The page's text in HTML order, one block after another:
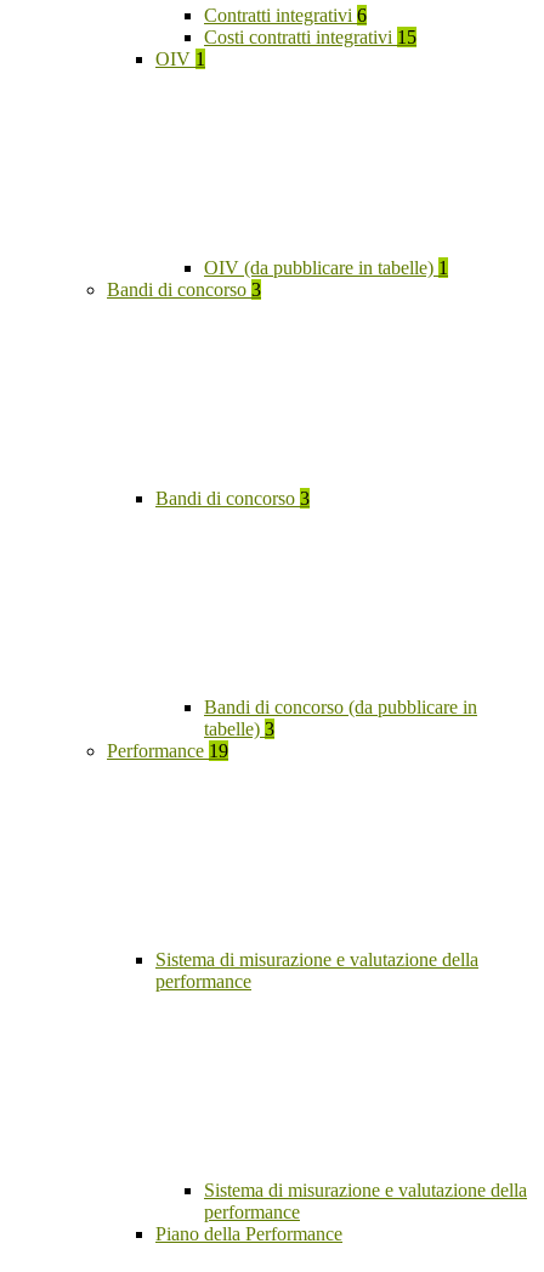
Contratti integrativi 6
Costi contratti integrativi 15
OIV 1
OIV (da pubblicare in tabelle) 1
Bandi di concorso 3
Bandi di concorso 3
Bandi di concorso (da pubblicare in
tabelle) 3
Performance 19
Sistema di misurazione e valutazione della
performance
Sistema di misurazione e valutazione della
performance
Piano della Performance